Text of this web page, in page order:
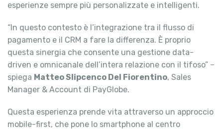
esperienze sempre più personalizzate e intelligenti.
“In questo contesto è l’integrazione tra il flusso di
pagamento e il CRM a fare la differenza. È proprio
questa sinergia che consente una gestione data-
driven e omnicanale dell’intera relazione con il tifoso” –
spiega Matteo Slipcenco Del Fiorentino, Sales
Manager & Account di PayGlobe.
Questa esperienza prende vita attraverso un approccio
mobile-first, che pone lo smartphone al centro